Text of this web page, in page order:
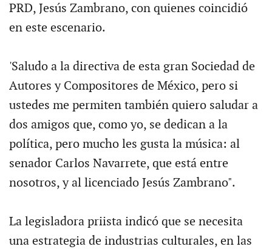
PRD, Jesús Zambrano, con quienes coincidió
en este escenario.
'Saludo a la directiva de esta gran Sociedad de
Autores y Compositores de México, pero si
ustedes me permiten también quiero saludar a
dos amigos que, como yo, se dedican a la
política, pero mucho les gusta la música: al
senador Carlos Navarrete, que está entre
nosotros, y al licenciado Jesús Zambrano".
La legisladora priista indicó que se necesita
una estrategia de industrias culturales, en las